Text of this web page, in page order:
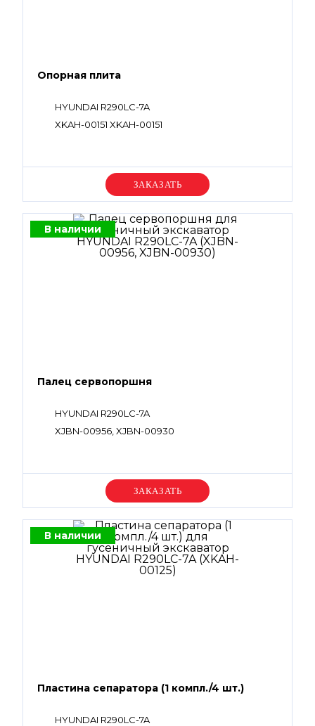
Опорная плита
HYUNDAI R290LC-7A
XKAH-00151 XKAH-00151
Уточняйте цену
В наличии
Палец сервопоршня
HYUNDAI R290LC-7A
XJBN-00956, XJBN-00930
Уточняйте цену
В наличии
Пластина сепаратора (1 компл./4 шт.)
HYUNDAI R290LC-7A